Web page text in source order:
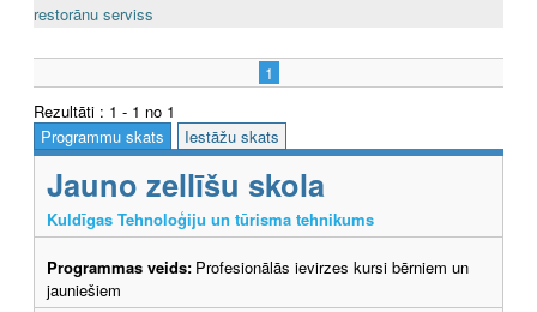
restorānu serviss
1
Rezultāti : 1 - 1 no 1
Programmu skats
Iestāžu skats
Jauno zellīšu skola
Kuldīgas Tehnoloģiju un tūrisma tehnikums
Programmas veids: Profesionālās ievirzes kursi bērniem un
jauniešiem